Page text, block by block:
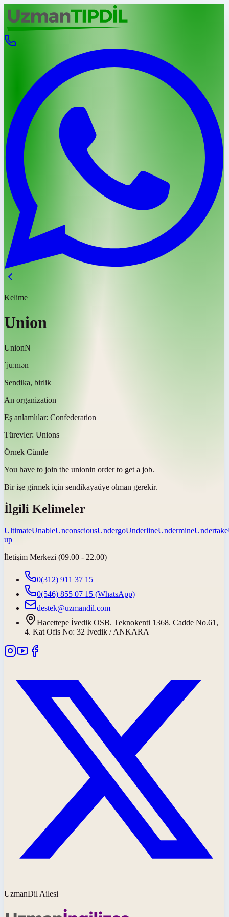
Kelime
Union
UnionN
ˈjuːnɪən
Sendika, birlik
An organization
Eş anlamlılar: Confederation
Türevler: Unions
Örnek Cümle
You have to join the unionin order to get a job.
Bir işe girmek için sendikayaüye olman gerekir.
İlgili Kelimeler
UltimateUnableUnconsciousUndergoUnderlineUndermineUndertake
up
İletişim Merkezi (09.00 - 22.00)
0(312) 911 37 15
0(546) 855 07 15 (WhatsApp)
destek@uzmandil.com
Hacettepe İvedik OSB. Teknokenti 1368. Cadde No.61,
4. Kat Ofis No: 32 İvedik / ANKARA
UzmanDil Ailesi